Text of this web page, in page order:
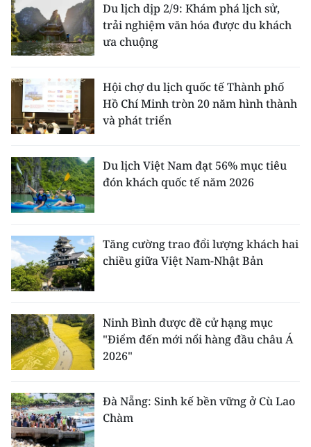
Du lịch dịp 2/9: Khám phá lịch sử,
trải nghiệm văn hóa được du khách
ưa chuộng
Hội chợ du lịch quốc tế Thành phố
Hồ Chí Minh tròn 20 năm hình thành
và phát triển
Du lịch Việt Nam đạt 56% mục tiêu
đón khách quốc tế năm 2026
Tăng cường trao đổi lượng khách hai
chiều giữa Việt Nam-Nhật Bản
Ninh Bình được đề cử hạng mục
"Điểm đến mới nổi hàng đầu châu Á
2026"
Đà Nẵng: Sinh kế bền vững ở Cù Lao
Chàm